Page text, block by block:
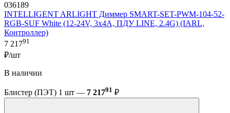
036189
INTELLIGENT ARLIGHT Диммер SMART-SET-PWM-104-52-
RGB-SUF White (12-24V, 3x4A, ПДУ LINE, 2.4G) (IARL,
Контроллер)
7 21791
₽/шт
В наличии
Блистер (ПЭТ) 1 шт — 7 21791 ₽